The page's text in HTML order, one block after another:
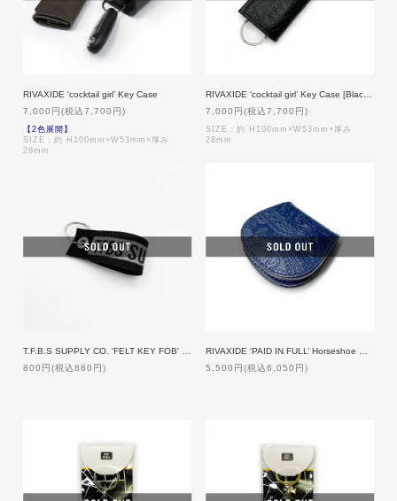
RIVAXIDE ‘cocktail girl’ Key Case
7,000円(税込7,700円)
【2色展開】
SIZE：約 H100mm×W53mm×厚み
28mm
7,000円(税込7,700円)
SIZE：約 H100mm×W53mm×厚み
28mm
800円(税込880円)
5,500円(税込6,050円)